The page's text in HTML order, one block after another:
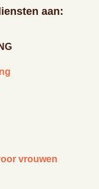
aan:
vrouwen